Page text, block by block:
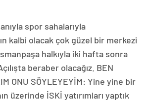
spor sahalarıyla
kalbi olacak çok güzel bir merkezi
halkıyla iki hafta sonra
beraber olacağız. BEN
ONU SÖYLEYEYİM: Yine yine bir
üzerinde İSKİ yatırımları yaptık